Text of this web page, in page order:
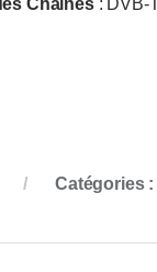
Catégories :